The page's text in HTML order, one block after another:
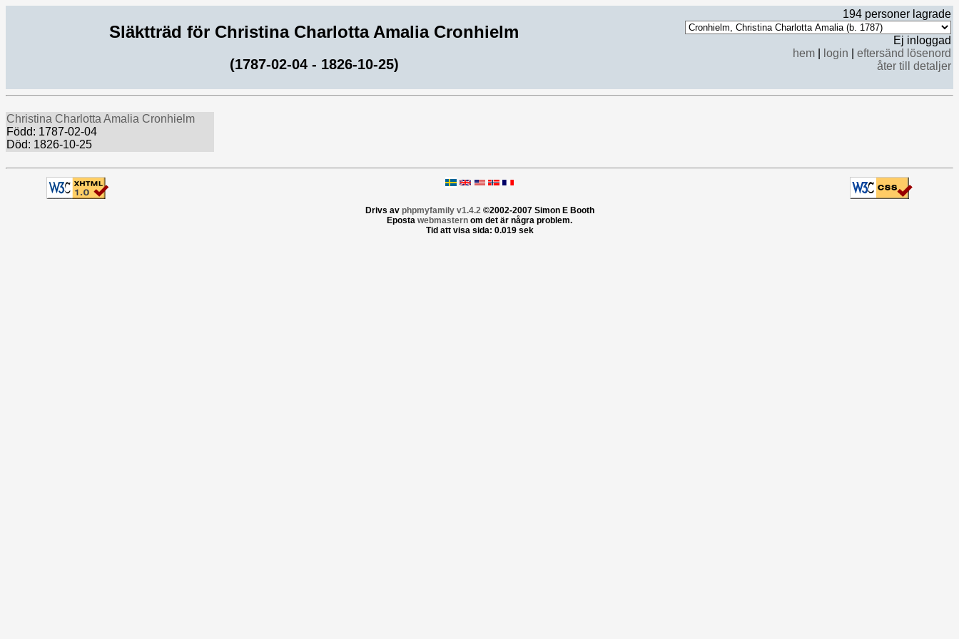
Släktträd för Christina Charlotta Amalia Cronhielm
(1787-02-04 - 1826-10-25)
194 personer lagrade
Ej inloggad
hem
login
eftersänd lösenord
åter till detaljer
Christina Charlotta Amalia Cronhielm
Född: 1787-02-04
Död: 1826-10-25
Drivs av phpmyfamily v1.4.2©2002-2007 Simon E Booth
Eposta webmastern om det är några problem.
Tid att visa sida: 0.019 sek